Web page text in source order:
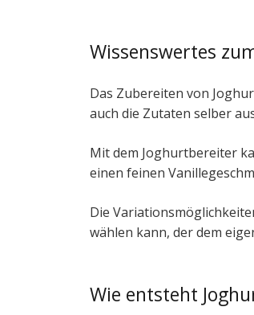
Wissenswertes
Das Zubereiten von
auch die Zutaten selber
Mit dem Joghurtbereiter
einen feinen
Die
wählen kann, der dem
Wie entsteht